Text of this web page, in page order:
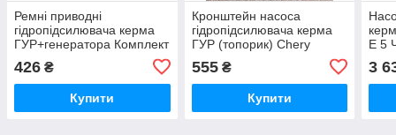
Ремні приводні
гідропідсилювача керма
ГУР+генератора Комплект
Chery E5 Чери Е5 Чері Є5
426 ₴
Купити
Кронштейн насоса
гідропідсилювача керма
ГУР (топорик) Chery
555₴
Купити
Е 5
3